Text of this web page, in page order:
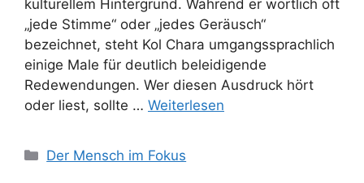
kulturellem Hintergrund. Während er wörtlich oft
„jede Stimme“ oder „jedes Geräusch“
bezeichnet, steht Kol Chara umgangssprachlich
einige Male für deutlich beleidigende
Redewendungen. Wer diesen Ausdruck hört
oder liest, sollte … Weiterlesen
Kategorien
Der Mensch im Fokus